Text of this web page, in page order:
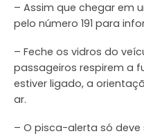
– Assim que chegar em
pelo número 191 para
– Feche os vidros do
passageiros respirem a
estiver ligado, a
ar.
– O pisca-alerta só